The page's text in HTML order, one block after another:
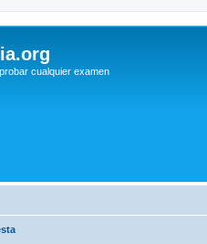
cualquier examen